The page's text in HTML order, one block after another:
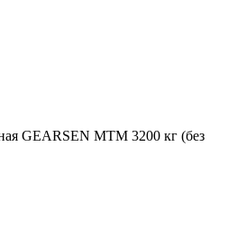
GEARSEN MTM 3200 кг (без